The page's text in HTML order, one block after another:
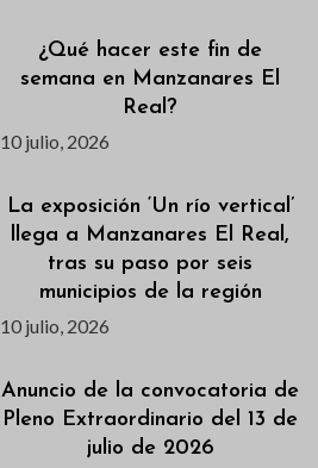
¿Qué hacer este fin de
semana en Manzanares El
Real?
10 julio, 2026
La exposición ‘Un río vertical’
llega a Manzanares El Real,
tras su paso por seis
municipios de la región
10 julio, 2026
Anuncio de la convocatoria de
Pleno Extraordinario del 13 de
julio de 2026